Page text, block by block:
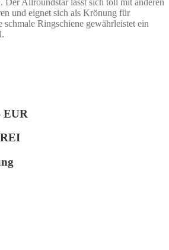
und eignet sich als Krönung für
schmale Ringschiene gewährleistet ein
EUR